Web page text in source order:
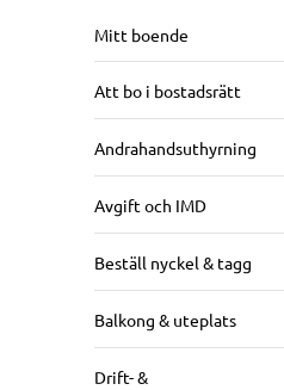
Mitt boende
Att bo i bostadsrätt
Andrahandsuthyrning
Avgift och IMD
Beställ nyckel & tagg
Balkong & uteplats
Drift- &